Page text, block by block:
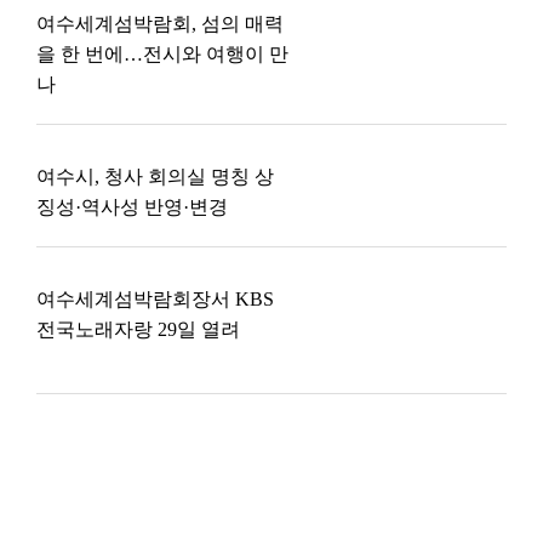
여수세계섬박람회, 섬의 매력
을 한 번에…전시와 여행이 만
나
여수시, 청사 회의실 명칭 상
징성·역사성 반영·변경
여수세계섬박람회장서 KBS
전국노래자랑 29일 열려